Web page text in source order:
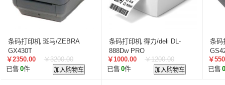
条码打印机 斑马/ZEBRA
GX430T
￥2350.00
￥3200.00
已售 0件 加入购物车
条码打印机 得力/deli DL-
888Dw PRO
￥1000.00
￥1200.00
已售 0件 加入购物车
条码
￥
已售 0